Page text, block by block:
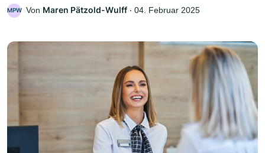
MPW Von Maren Pätzold-Wulff ‧ 04. Februar 2025